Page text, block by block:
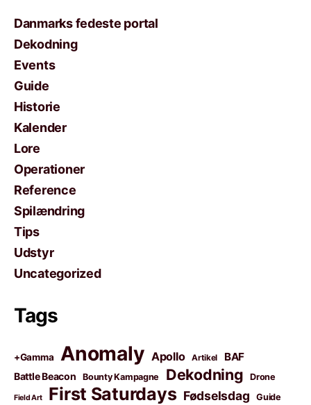
Danmarks fedeste portal
Dekodning
Events
Guide
Historie
Kalender
Lore
Operationer
Reference
Spilændring
Tips
Udstyr
Uncategorized
Tags
+Gamma Anomaly Apollo Artikel BAF
Battle Beacon Bounty Kampagne Dekodning Drone
Field Art First Saturdays Fødselsdag
Guide